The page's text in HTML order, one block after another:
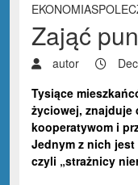
Zająć
autor
Tysiące
życiowej, znajduje
kooperatywom i
Jednym z nich
czyli „strażnicy